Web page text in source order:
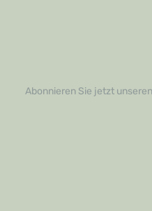
Abonnieren Sie jetzt